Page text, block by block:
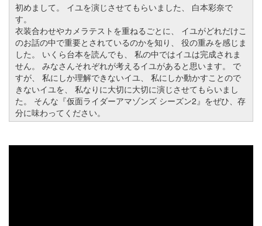
初めまして。 イユを演じさせてもらいました、 白本彩奈で
す。
衣装合わせやカメラテストを重ねるごとに、 イユがどれだけこ
のお話の中で重要とされているのかを知り、 役の重みを感じま
した。 いくら台本を読んでも、 私の中ではイユは完成されま
せん。 みなさんそれぞれが考えるイユがあると思います。 で
すが、 私にしか理解できないイユ、 私にしか動かすことので
きないイユを、 私なりに大切に大切に演じさせてもらいまし
た。 そんな『仮面ライダーアマゾンズ シーズン2』をぜひ、存
分に味わってください。